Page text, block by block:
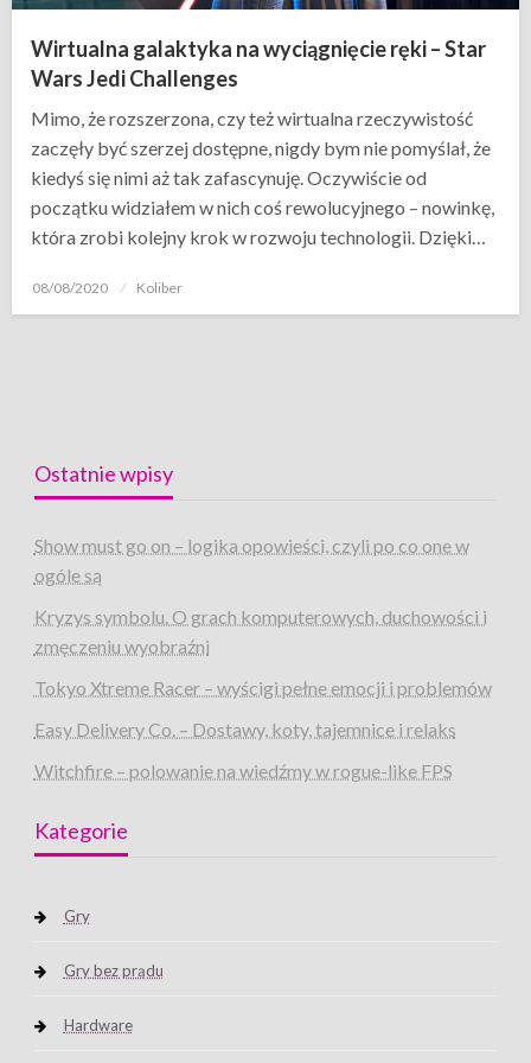
Wirtualna galaktyka na wyciągnięcie ręki – Star
Wars Jedi Challenges
Mimo, że rozszerzona, czy też wirtualna rzeczywistość
zaczęły być szerzej dostępne, nigdy bym nie pomyślał, że
kiedyś się nimi aż tak zafascynuję. Oczywiście od
początku widziałem w nich coś rewolucyjnego – nowinkę,
która zrobi kolejny krok w rozwoju technologii. Dzięki…
Opublikowane
08/08/2020 Koliber
Ostatnie wpisy
Show must go on – logika opowieści, czyli po co one w
ogóle są
Kryzys symbolu. O grach komputerowych, duchowości i
zmęczeniu wyobraźni
Tokyo Xtreme Racer – wyścigi pełne emocji i problemów
Easy Delivery Co. – Dostawy, koty, tajemnice i relaks
Witchfire – polowanie na wiedźmy w rogue-like FPS
Kategorie
Gry
Gry bez prądu
Hardware